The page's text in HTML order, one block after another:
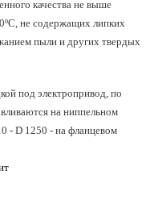
качества не выше
не содержащих липких
пыли и других твердых
под электропривод, по
на ниппельном
- D 1250 - на фланцевом